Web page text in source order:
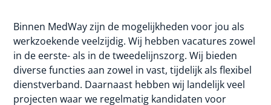
Binnen MedWay zijn de mogelijkheden voor jou als
werkzoekende veelzijdig. Wij hebben vacatures zowel
in de eerste- als in de tweedelijnszorg. Wij bieden
diverse functies aan zowel in vast, tijdelijk als flexibel
dienstverband. Daarnaast hebben wij landelijk veel
projecten waar we regelmatig kandidaten voor